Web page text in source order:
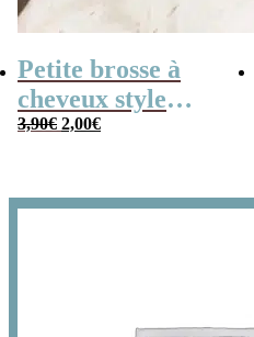
Petite brosse à
cheveux style
années 80
3,90€ Le
prix
2,00€Le
prix